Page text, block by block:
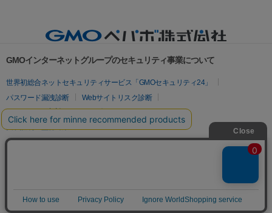
GMOインターネットグループのセキュリティ事業について
世界初総合ネットセキュリティサービス「GMOセキュリティ24」
パスワード漏洩診断
Webサイトリスク診断
セキュリティ相談AIチャットボット
実在証明・盗聴対策
サイバー攻撃対策（GMOサイバーセキュリティ byイエラエ）